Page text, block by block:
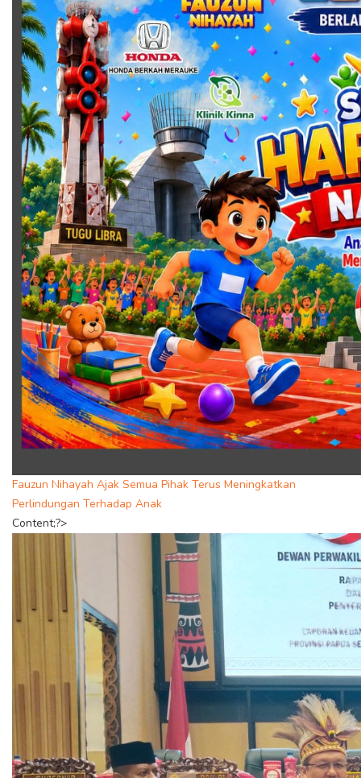
Fauzun Nihayah Ajak Semua Pihak Terus Meningkatkan
Perlindungan Terhadap Anak
Content;?>